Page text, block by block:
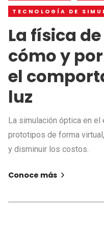
TECNOLOGÍA DE
La física
cómo y
el
luz
La simulación óptica en
prototipos de forma
y disminuir los costos.
Conoce más